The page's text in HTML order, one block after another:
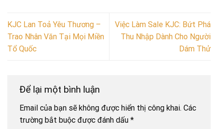
KJC Lan Toả Yêu Thương –
Trao Nhân Văn Tại Mọi Miền
Tổ Quốc
Việc Làm Sale KJC: Bứt Phá
Thu Nhập Dành Cho Người
Dám Thử
Để lại một bình luận
Email của bạn sẽ không được hiển thị công khai. Các
trường bắt buộc được đánh dấu *